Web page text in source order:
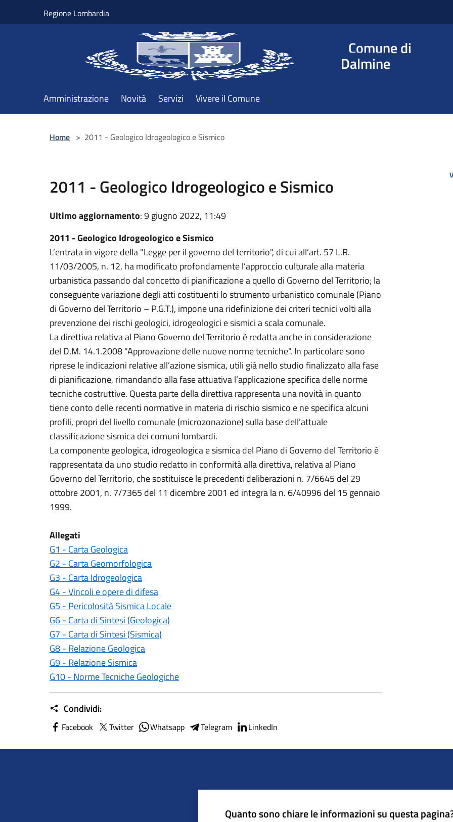
Regione Lombardia
Comune di
Dalmine
Amministrazione Novità Servizi Vivere il Comune
Home > 2011 - Geologico Idrogeologico e Sismico
2011 - Geologico Idrogeologico e Sismico
Ultimo aggiornamento: 9 giugno 2022, 11:49
2011 - Geologico Idrogeologico e Sismico
L’entrata in vigore della "Legge per il governo del territorio", di cui all’art. 57 L.R.
11/03/2005, n. 12, ha modificato profondamente l’approccio culturale alla materia
urbanistica passando dal concetto di pianificazione a quello di Governo del Territorio; la
conseguente variazione degli atti costituenti lo strumento urbanistico comunale (Piano
di Governo del Territorio – P.G.T.), impone una ridefinizione dei criteri tecnici volti alla
prevenzione dei rischi geologici, idrogeologici e sismici a scala comunale.
La direttiva relativa al Piano Governo del Territorio è redatta anche in considerazione
del D.M. 14.1.2008 "Approvazione delle nuove norme tecniche". In particolare sono
riprese le indicazioni relative all’azione sismica, utili già nello studio finalizzato alla fase
di pianificazione, rimandando alla fase attuativa l’applicazione specifica delle norme
tecniche costruttive. Questa parte della direttiva rappresenta una novità in quanto
tiene conto delle recenti normative in materia di rischio sismico e ne specifica alcuni
profili, propri del livello comunale (microzonazione) sulla base dell’attuale
classificazione sismica dei comuni lombardi.
La componente geologica, idrogeologica e sismica del Piano di Governo del Territorio è
rappresentata da uno studio redatto in conformità alla direttiva, relativa al Piano
Governo del Territorio, che sostituisce le precedenti deliberazioni n. 7/6645 del 29
ottobre 2001, n. 7/7365 del 11 dicembre 2001 ed integra la n. 6/40996 del 15 gennaio
1999.
Allegati
G1 - Carta Geologica
G2 - Carta Geomorfologica
G3 - Carta Idrogeologica
G4 - Vincoli e opere di difesa
G5 - Pericolosità Sismica Locale
G6 - Carta di Sintesi (Geologica)
G7 - Carta di Sintesi (Sismica)
G8 - Relazione Geologica
G9 - Relazione Sismica
G10 - Norme Tecniche Geologiche
Condividi:
Facebook Twitter Whatsapp Telegram LinkedIn
Quanto sono chiare le informazioni su questa